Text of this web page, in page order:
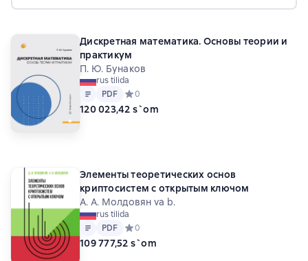
Дискретная математика. Основы теории и
практикум
П. Ю. Бунаков
rus tilida
Matn
PDF
PDF Средний рейтинг 0 на основе 0 оценок
0
120 023,42 s`om
Элементы теоретических основ
криптосистем с открытым ключом
А. А. Молдовян va b.
rus tilida
Matn
PDF
PDF Средний рейтинг 0 на основе 0 оценок
0
109 777,52 s`om